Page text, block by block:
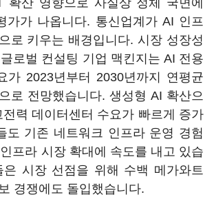
확산 영향으로 사실상 정체 국면에
가가 나옵니다. 통신업계가 AI 인프
로 키우는 배경입니다. 시장 성장성
로벌 컨설팅 기업 맥킨지는 AI 전용
가 2023년부터 2030년까지 연평균
로 전망했습니다. 생성형 AI 확산으
력 데이터센터 수요가 빠르게 증가
도 기존 네트워크 인프라 운영 경험
프라 시장 확대에 속도를 내고 있습
은 시장 선점을 위해 수백 메가와트
경쟁에도 돌입했습니다.